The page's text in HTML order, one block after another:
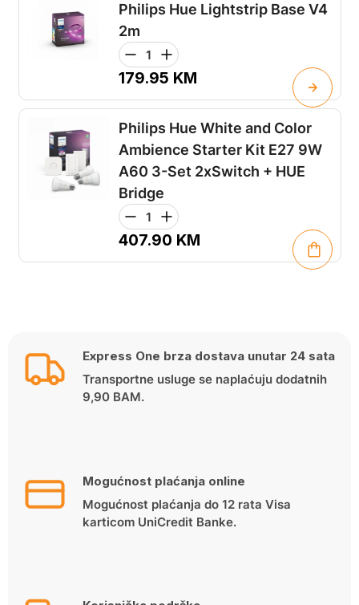
Philips Hue Lightstrip Base V4
2m
179.95 KM
Philips Hue White and Color
Ambience Starter Kit E27 9W
A60 3-Set 2xSwitch + HUE
Bridge
407.90 KM
Express One brza dostava unutar 24 sata
Transportne usluge se naplaćuju dodatnih
9,90 BAM.
Mogućnost plaćanja online
Mogućnost plaćanja do 12 rata Visa
karticom UniCredit Banke.